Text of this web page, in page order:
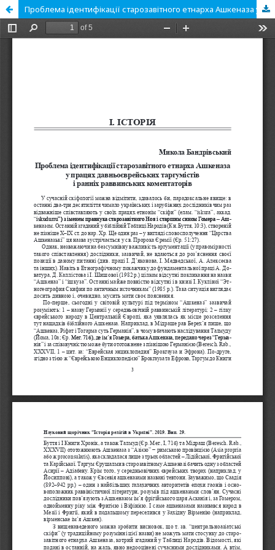
Проблема ідентифікації старозавітного етнарха Ашкеназа у працях давньоєврейських таргумістів і ранніх раввинських коментаторів